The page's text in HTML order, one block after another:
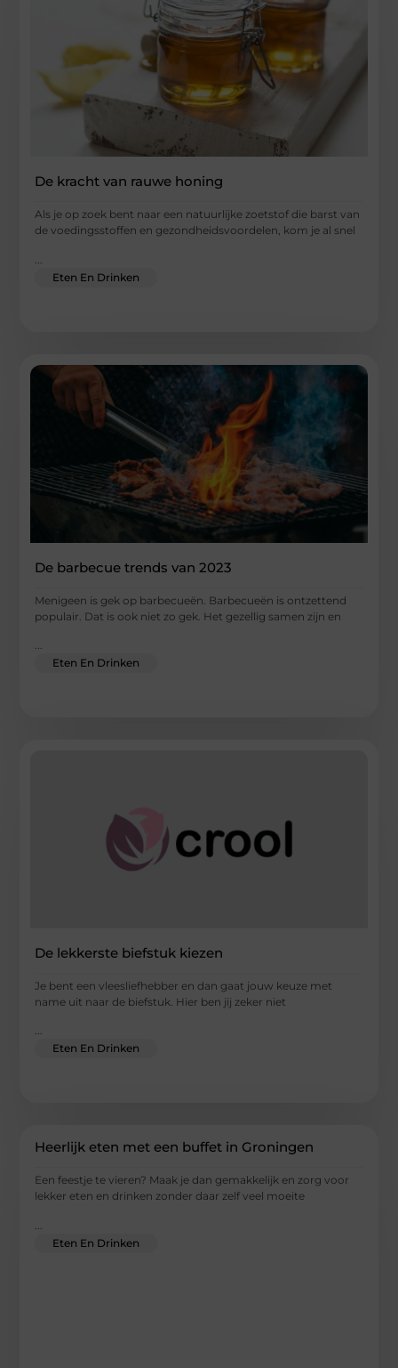
De kracht van rauwe honing
Als je op zoek bent naar een natuurlijke zoetstof die barst van
de voedingsstoffen en gezondheidsvoordelen, kom je al snel
Eten En Drinken
De barbecue trends van 2023
Menigeen is gek op barbecueën. Barbecueën is ontzettend
populair. Dat is ook niet zo gek. Het gezellig samen zijn en
Eten En Drinken
De lekkerste biefstuk kiezen
Je bent een vleesliefhebber en dan gaat jouw keuze met
name uit naar de biefstuk. Hier ben jij zeker niet
...
Eten En Drinken
Heerlijk eten met een buffet in Groningen
Een feestje te vieren? Maak je dan gemakkelijk en zorg voor
lekker eten en drinken zonder daar zelf veel moeite
Eten En Drinken